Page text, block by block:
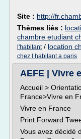
Site : http://
Thèmes liés :
chambre etudiant
l'habitant/ location
chez l habitant a paris
AEFE | Vivre
Accueil >
France>Vivre en
Vivre en France
Print Forward
Vous avez décidé